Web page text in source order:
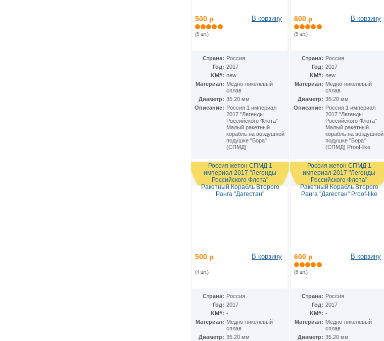
500 р
(5 шт.)
В корзину
Страна: Россия
Год: 2017
KM#: new
Материал: Медно-никелевый
сплав
Диаметр: 35.20 мм
Описание: Россия 1 империал
2017 "Легенды
Российского Флота"
Малый ракетный
корабль на воздушной
подушке "Бора"
(СПМД)
600 р
(5 шт.)
В корзину
Страна: Россия
Год: 2017
KM#: new
Материал: Медно-никелевый
сплав
Диаметр: 35.20 мм
Описание: Россия 1 империал
2017 "Легенды
Российского Флота"
Малый ракетный
корабль на воздушной
подушке "Бора"
(СПМД) Proof-like
Россия жетон СПМД 1
империал 2017 "Легенды
Российского Флота"
Ракетный Корабль Второго
Ранга "Дагестан"
500 р
(4 шт.)
В корзину
Страна: Россия
Год: 2017
KM#: -
Материал: Медно-никелевый
сплав
Диаметр: 35.20 мм
Россия жетон СПМД 1
империал 2017 "Легенды
Российского Флота"
Ракетный Корабль Второго
Ранга "Дагестан" Proof-like
600 р
(6 шт.)
В корзину
Страна: Россия
Год: 2017
KM#: -
Материал: Медно-никелевый
сплав
Диаметр: 35.20 мм